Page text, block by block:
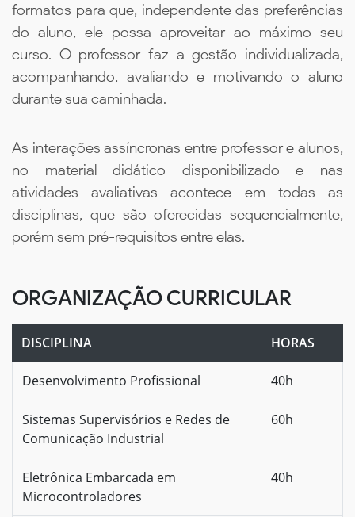
formatos para que, independente das preferências
do aluno, ele possa aproveitar ao máximo seu
curso. O professor faz a gestão individualizada,
acompanhando, avaliando e motivando o aluno
durante sua caminhada.
As interações assíncronas entre professor e alunos,
no material didático disponibilizado e nas
atividades avaliativas acontece em todas as
disciplinas, que são oferecidas sequencialmente,
porém sem pré-requisitos entre elas.
ORGANIZAÇÃO CURRICULAR
DISCIPLINA HORAS
Desenvolvimento Profissional 40h
Sistemas Supervisórios e Redes de
Comunicação Industrial
60h
Eletrônica Embarcada em
Microcontroladores
40h